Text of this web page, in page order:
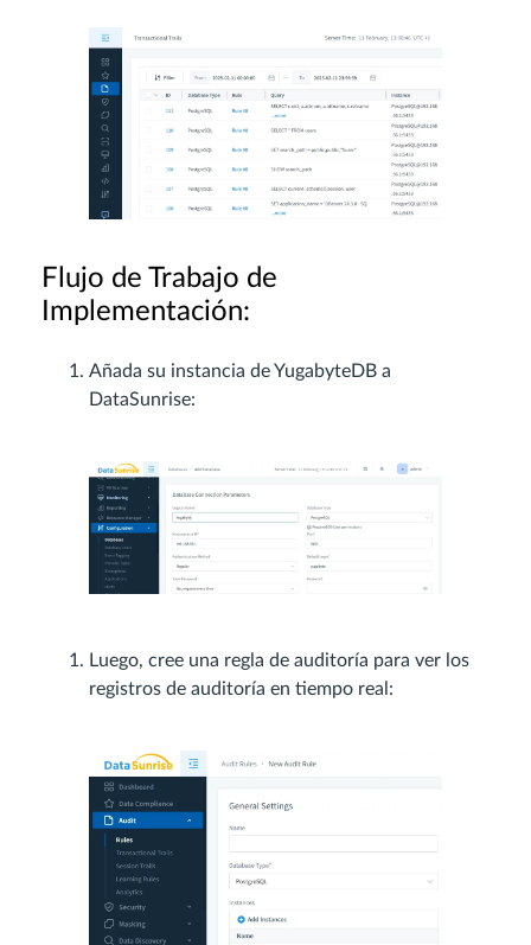
Flujo de Trabajo de
Implementación:
Añada su instancia de YugabyteDB a
DataSunrise:
Luego, cree una regla de auditoría para ver los
registros de auditoría en tiempo real: